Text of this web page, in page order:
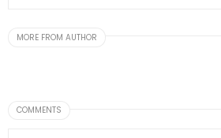
MORE FROM AUTHOR
COMMENTS